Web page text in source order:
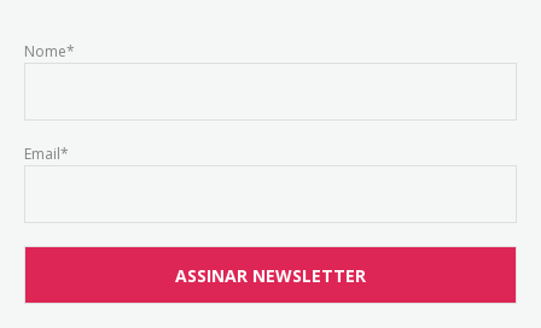
Nome*
Email*